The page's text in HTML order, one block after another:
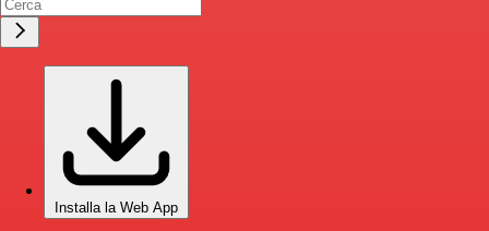
Installa la Web App